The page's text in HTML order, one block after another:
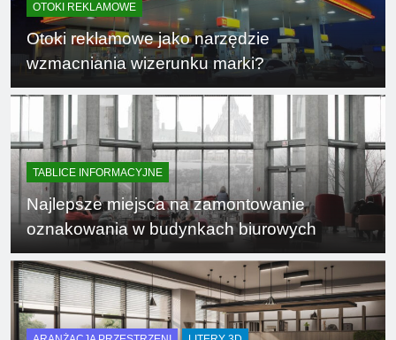
OTOKI REKLAMOWE
Otoki reklamowe jako narzędzie
wzmacniania wizerunku marki?
TABLICE INFORMACYJNE
Najlepsze miejsca na zamontowanie
oznakowania w budynkach biurowych